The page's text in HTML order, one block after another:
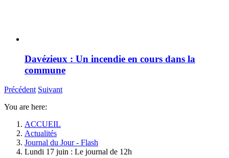
Davézieux : Un incendie en cours dans la
commune
Précédent Suivant
You are here:
ACCUEIL
Actualités
Journal du Jour - Flash
Lundi 17 juin : Le journal de 12h